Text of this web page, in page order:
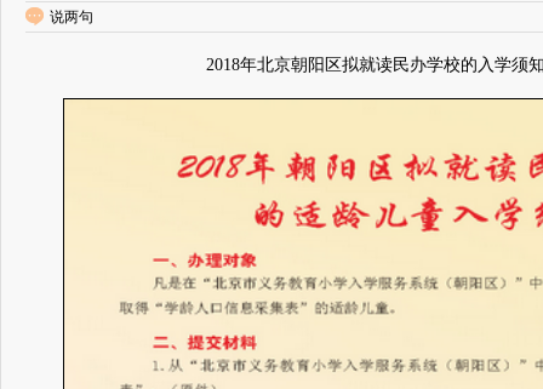
说两句
2018年北京朝阳区拟就读民办学校的入学须